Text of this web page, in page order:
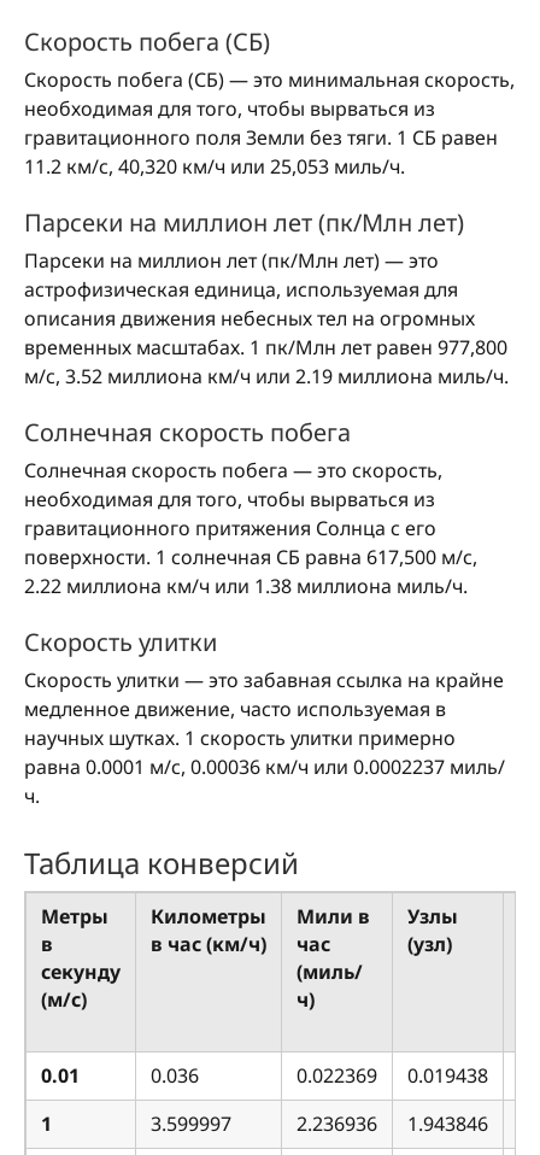
Скорость побега (СБ)
Скорость побега (СБ) — это минимальная скорость,
необходимая для того, чтобы вырваться из
гравитационного поля Земли без тяги. 1 СБ равен
11.2 км/с, 40,320 км/ч или 25,053 миль/ч.
Парсеки на миллион лет (пк/Млн лет)
Парсеки на миллион лет (пк/Млн лет) — это
астрофизическая единица, используемая для
описания движения небесных тел на огромных
временных масштабах. 1 пк/Млн лет равен 977,800
м/с, 3.52 миллиона км/ч или 2.19 миллиона миль/ч.
Солнечная скорость побега
Солнечная скорость побега — это скорость,
необходимая для того, чтобы вырваться из
гравитационного притяжения Солнца с его
поверхности. 1 солнечная СБ равна 617,500 м/с,
2.22 миллиона км/ч или 1.38 миллиона миль/ч.
Скорость улитки
Скорость улитки — это забавная ссылка на крайне
медленное движение, часто используемая в
научных шутках. 1 скорость улитки примерно
равна 0.0001 м/с, 0.00036 км/ч или 0.0002237 миль/
ч.
Таблица конверсий
Метры
в
секунду
(м/с)
Километры
в час (км/ч)
Мили в
час
(миль/
ч)
Узлы
(узл)
0.01 0.036 0.022369 0.019438
1
3.599997 2.236936 1.943846